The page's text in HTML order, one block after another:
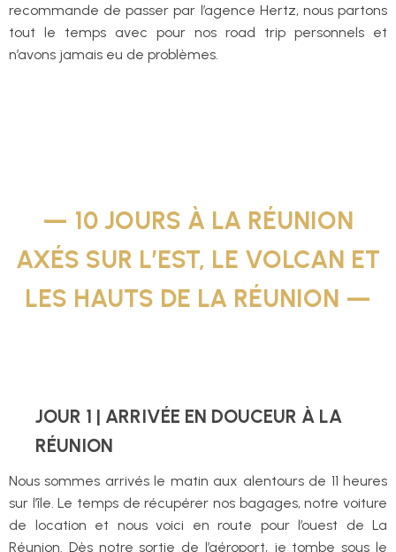
recommande de passer par l’agence Hertz, nous partons
tout le temps avec pour nos road trip personnels et
n’avons jamais eu de problèmes.
— 10 JOURS À LA RÉUNION
AXÉS SUR L’EST, LE VOLCAN ET
LES HAUTS DE LA RÉUNION —
JOUR 1 | ARRIVÉE EN DOUCEUR À LA
RÉUNION
Nous sommes arrivés le matin aux alentours de 11 heures
sur l’île. Le temps de récupérer nos bagages, notre voiture
de location et nous voici en route pour l’ouest de La
Réunion. Dès notre sortie de l’aéroport, je tombe sous le